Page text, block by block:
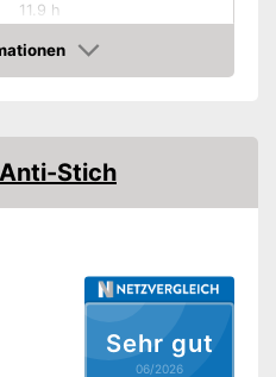
11.9 h
Mücken, Zecken
siehe Anbieter
Sehr gut
06/2026
Stich